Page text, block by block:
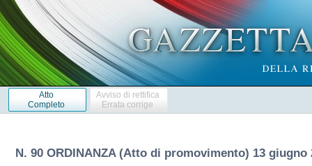
Atto
Completo
Avviso di rettifica
Errata corrige
N. 90 ORDINANZA (Atto di promovimento) 13 giugno